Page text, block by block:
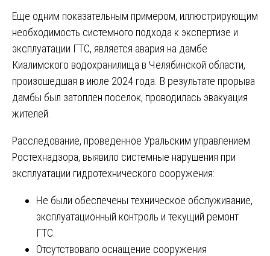
Еще одним показательным примером, иллюстрирующим
необходимость системного подхода к экспертизе и
эксплуатации ГТС, является авария на дамбе
Киалимского водохранилища в Челябинской области,
произошедшая в июле 2024 года. В результате прорыва
дамбы был затоплен поселок, проводилась эвакуация
жителей.
Расследование, проведенное Уральским управлением
Ростехнадзора, выявило системные нарушения при
эксплуатации гидротехнического сооружения:
Не были обеспечены техническое обслуживание,
эксплуатационный контроль и текущий ремонт
ГТС.
Отсутствовало оснащение сооружения